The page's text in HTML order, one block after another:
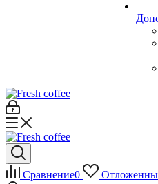
Сравнение0